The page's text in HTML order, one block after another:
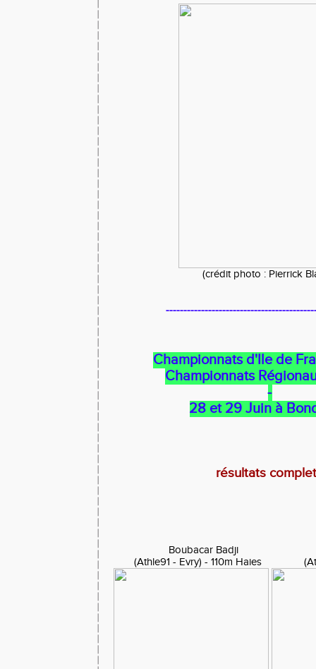
(crédit photo : Pierrick
Championnats d'Ile de
Championnats
-
28 et 29 Juin à
résultats
Boubacar
(Athle91 - Evry) - 110m Haies